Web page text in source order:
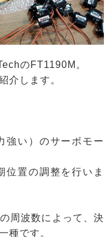
のFT1190M。
介します。
強い）のサーボモー
位置の調整を行いま
周波数によって、決
種です。